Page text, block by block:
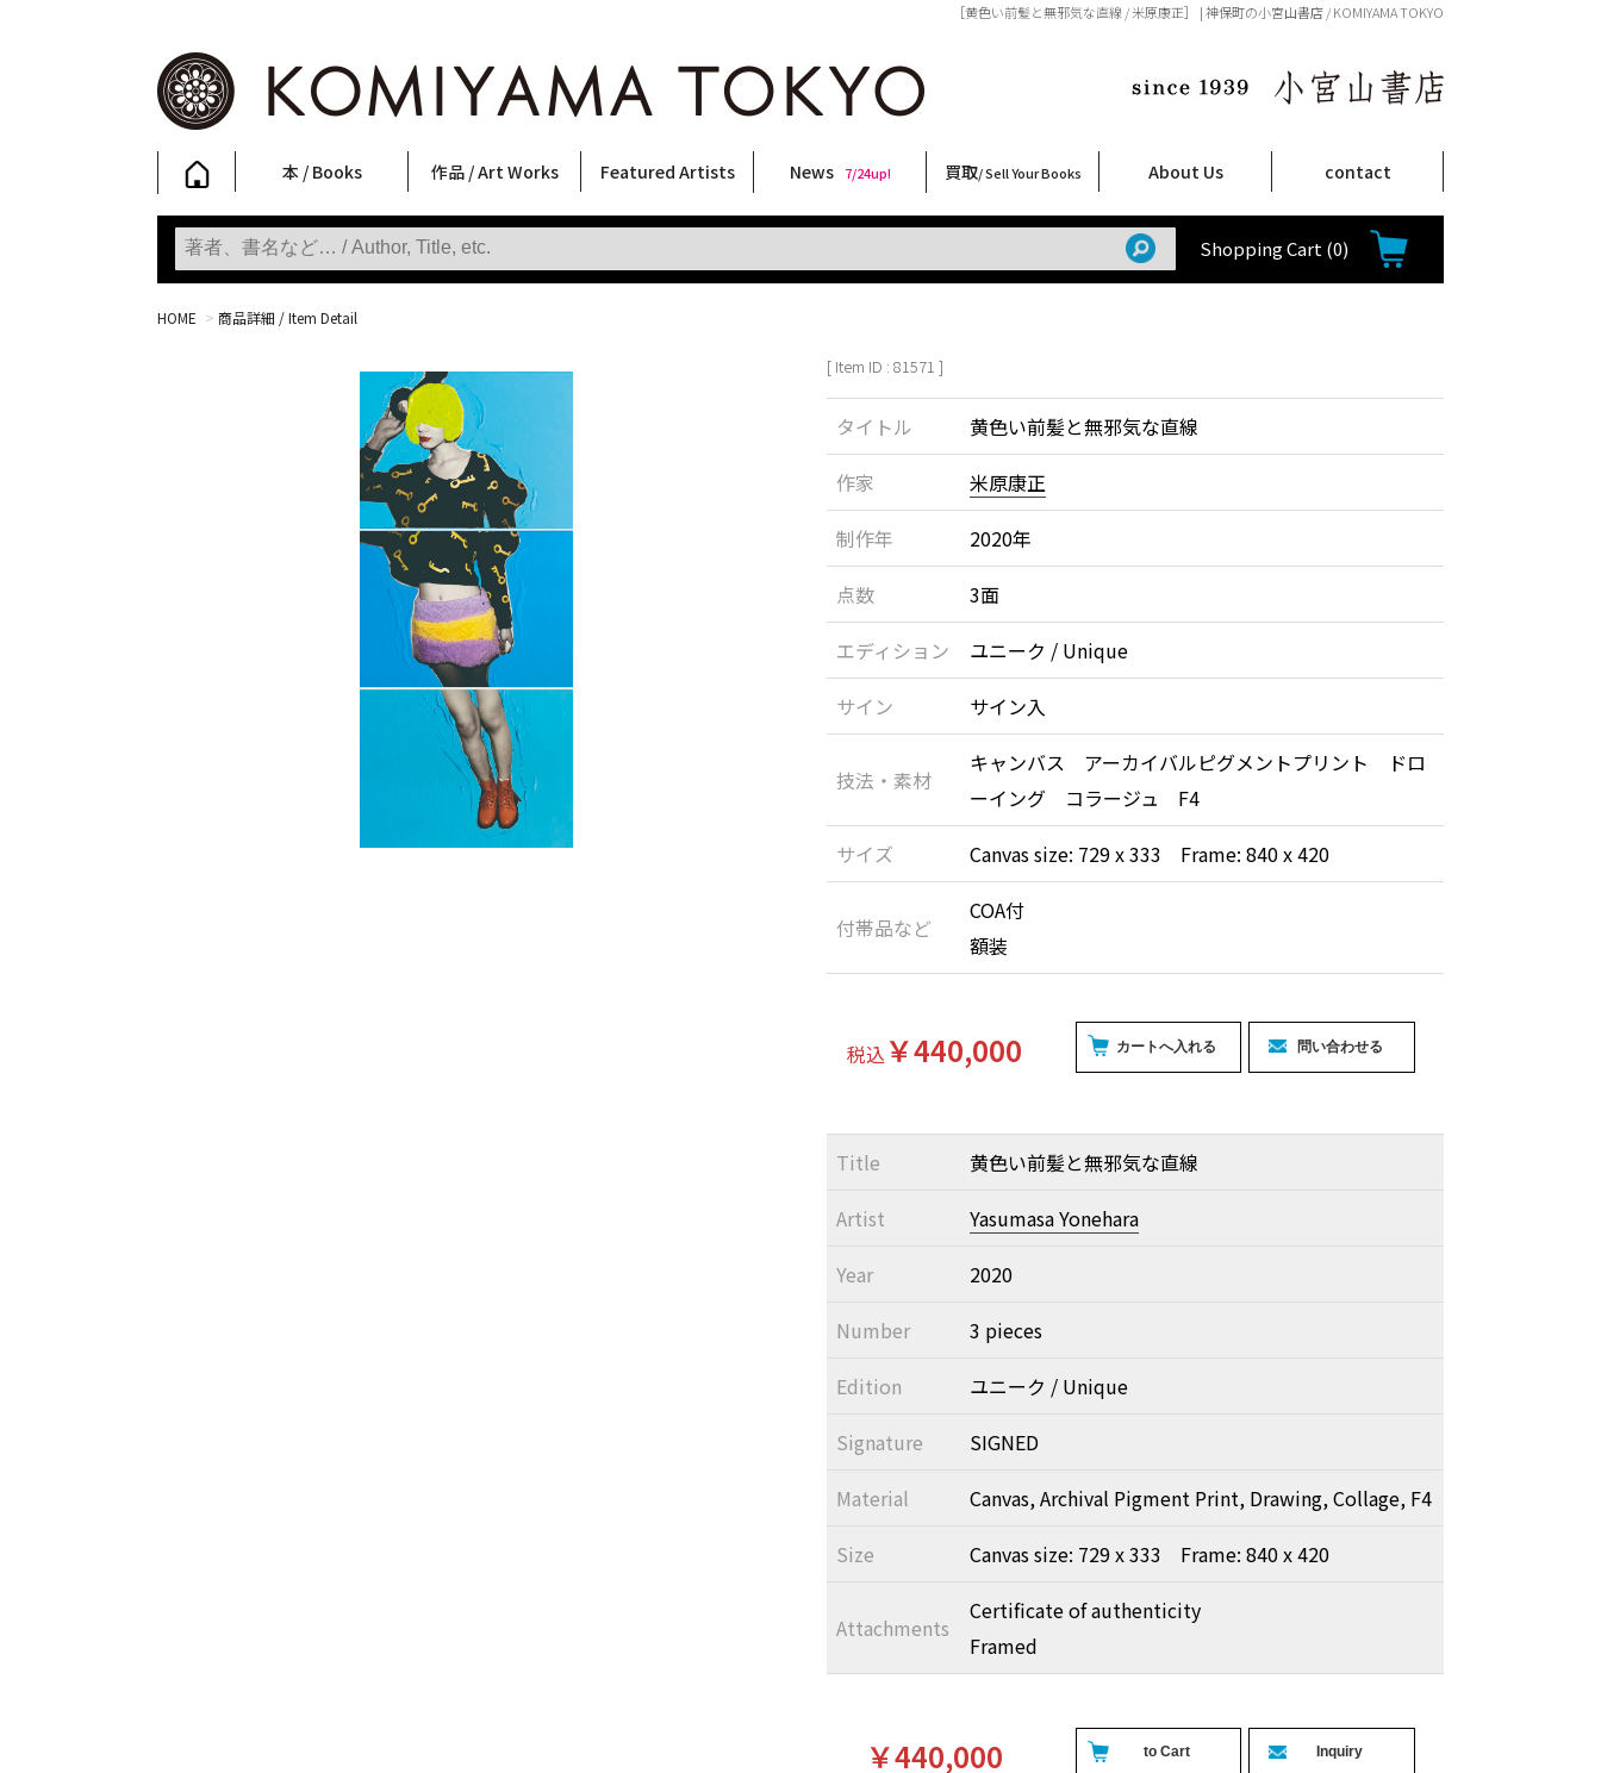
［黄色い前髪と無邪気な直線 / 米原康正］ | 神保町の小宮山書店 / KOMIYAMA TOKYO
本 / Books
写真集
Photobooks
ファッション
Fashion
アート / 美術
Art
文学・人文
Literature & Humanities
日本文化
Japanese Culture
新刊
New Books
SALE
SALE
作品 / Art Works
フォトグラフィー
Photography
ポスター
Posters
ストリートアート
Street Art
立体・その他
Sculptures / etc
アートワークス
Art Works
Primary Artworks
KOMIYAMA TOKYO ART LABEL
版画
Prints
Featured Artists
稲嶺啓一(東風終)
村田言恵
丸岡和吾
Rico Casella
キム・ロートン
菅谷晋一
柴田亜美
内藤啓介
CHRIS
林月光
佐伯俊男
大類信
北島敬三
横尾忠則
三島由紀夫
森山大道
内藤ルネ
天野タケル
春川ナミオ
三島剛
秋赤音
COOKIE
大西洋介
二本木里美
須藤昌人
News 7/24up!
新着・おすすめ商品 9/7up!
フェア・イベント情報 7/24up!
お店からのお知らせ 6/1up!
買取/ Sell Your Books
買取ブログ
買取専用フォーム
古書 / 古本の買取
美術品の買取
出張買取について
宅配買取について
店頭買取について
よくある質問
About Us
店舗案内
Shop Infomation
ご注文について
How to Order
特定商取引法に関する表示
プライバシーポリシー
contact
Shopping Cart (0)
HOME > 商品詳細 / Item Detail
[ Item ID : 81571 ]
タイトル
黄色い前髪と無邪気な直線
作家
米原康正
制作年
2020年
点数
3面
エディション
ユニーク / Unique
サイン
サイン入
技法・素材
キャンバス アーカイバルピグメントプリント ドロ
ーイング コラージュ F4
サイズ
Canvas size: 729 x 333 Frame: 840 x 420
付帯品など
COA付
額装
税込 ￥440,000
Title
黄色い前髪と無邪気な直線
Artist
Yasumasa Yonehara
Year
2020
Number
3 pieces
Edition
ユニーク / Unique
Signature
SIGNED
Material
Canvas, Archival Pigment Print, Drawing, Collage, F4
Size
Canvas size: 729 x 333 Frame: 840 x 420
Attachments
Certificate of authenticity
Framed
￥440,000